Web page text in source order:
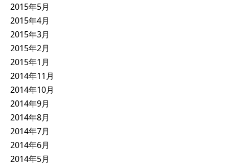
2015年5月
2015年4月
2015年3月
2015年2月
2015年1月
2014年11月
2014年10月
2014年9月
2014年8月
2014年7月
2014年6月
2014年5月